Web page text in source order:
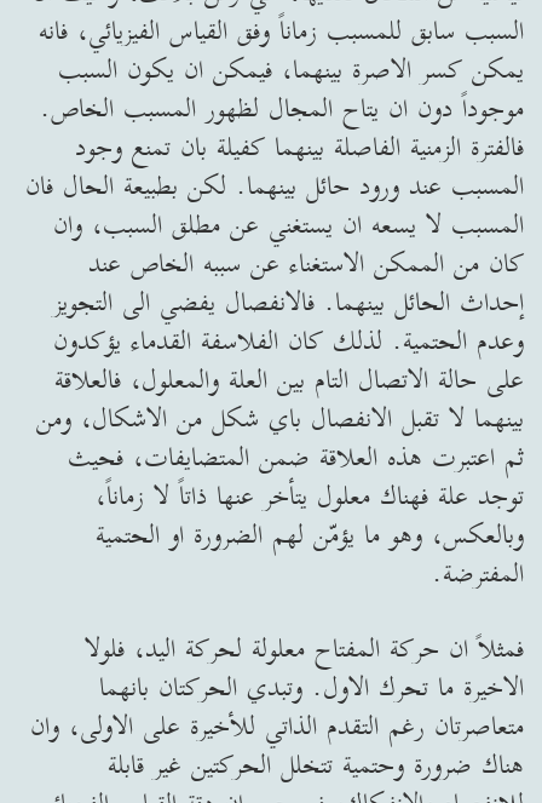
السبب سابق للمسبب زماناً وفق القياس الفيزيائي، فانه
يمكن كسر الاصرة بينهما، فيمكن ان يكون السبب
موجوداً دون ان يتاح المجال لظهور المسبب الخاص.
فالفترة الزمنية الفاصلة بينهما كفيلة بان تمنع وجود
المسبب عند ورود حائل بينهما. لكن بطبيعة الحال فان
المسبب لا يسعه ان يستغني عن مطلق السبب، وان
كان من الممكن الاستغناء عن سببه الخاص عند
إحداث الحائل بينهما. فالانفصال يفضي الى التجويز
وعدم الحتمية. لذلك كان الفلاسفة القدماء يؤكدون
على حالة الاتصال التام بين العلة والمعلول، فالعلاقة
بينهما لا تقبل الانفصال باي شكل من الاشكال، ومن
ثم اعتبرت هذه العلاقة ضمن المتضايفات، فحيث
توجد علة فهناك معلول يتأخر عنها ذاتاً لا زماناً،
وبالعكس، وهو ما يؤمّن لهم الضرورة او الحتمية
المفترضة.
فمثلاً ان حركة المفتاح معلولة لحركة اليد، فلولا
الاخيرة ما تحرك الاول. وتبدي الحركتان بانهما
متعاصرتان رغم التقدم الذاتي للأخيرة على الاولى، وان
هناك ضرورة وحتمية تتخلل الحركتين غير قابلة